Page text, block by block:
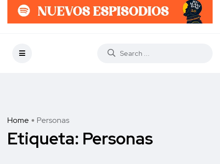
Home Personas
Etiqueta: Personas